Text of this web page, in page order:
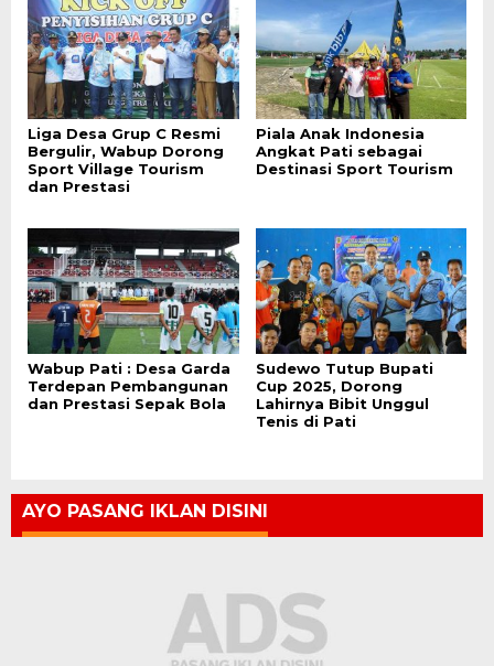
Liga Desa Grup C Resmi
Bergulir, Wabup Dorong
Sport Village Tourism
dan Prestasi
Piala Anak Indonesia
Angkat Pati sebagai
Destinasi Sport Tourism
Wabup Pati : Desa Garda
Terdepan Pembangunan
dan Prestasi Sepak Bola
Sudewo Tutup Bupati
Cup 2025, Dorong
Lahirnya Bibit Unggul
Tenis di Pati
AYO PASANG IKLAN DISINI